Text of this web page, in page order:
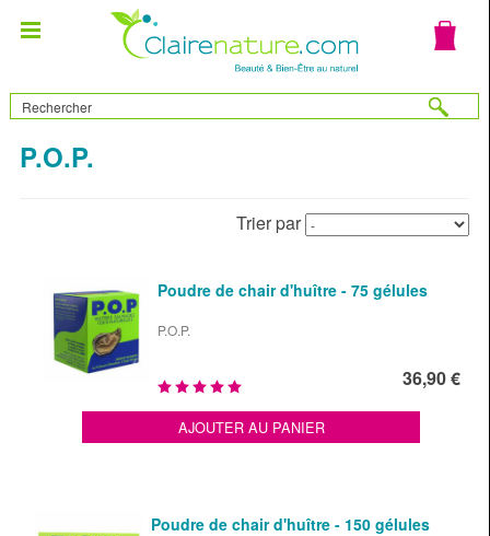
P.O.P.
Trier par
Poudre de chair d'huître - 75 gélules
P.O.P.
36,90 €
AJOUTER AU PANIER
Poudre de chair d'huître - 150 gélules